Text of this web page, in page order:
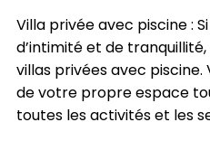
Villa privée avec piscine :
d’intimité et de
villas privées avec
de votre propre espace
toutes les activités et les